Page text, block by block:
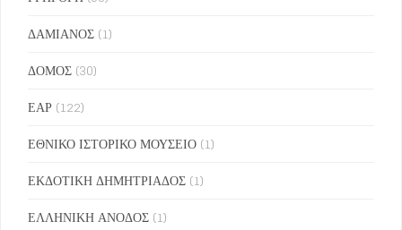
ΔΑΜΙΑΝΟΣ (1)
ΔΟΜΟΣ (30)
ΕΑΡ (122)
ΕΘΝΙΚΟ ΙΣΤΟΡΙΚΟ ΜΟΥΣΕΙΟ (1)
ΕΚΔΟΤΙΚΗ ΔΗΜΗΤΡΙΑΔΟΣ (1)
ΕΛΛΗΝΙΚΗ ΑΝΟΔΟΣ (1)